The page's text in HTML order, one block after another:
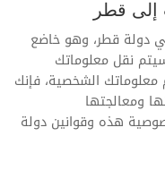
إلى قطر
دولة قطر، وهو خاضع
نقل معلوماتك
الشخصية، فإنك
ومعالجتها
هذه وقوانين دولة